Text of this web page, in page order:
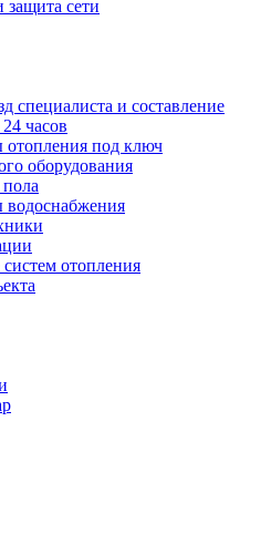
защита сети
специалиста и составление
часов
под ключ
оборудования
отопления